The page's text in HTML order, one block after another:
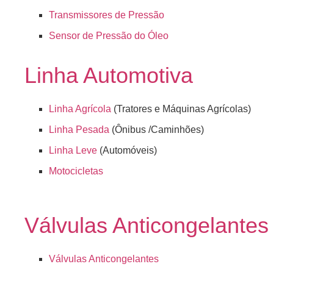
Transmissores de Pressão
Sensor de Pressão do Óleo
Linha Automotiva
Linha Agrícola (Tratores e Máquinas Agrícolas)
Linha Pesada (Ônibus /Caminhões)
Linha Leve (Automóveis)
Motocicletas
Válvulas Anticongelantes
Válvulas Anticongelantes